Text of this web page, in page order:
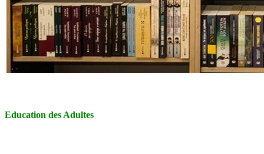
Education des Adultes